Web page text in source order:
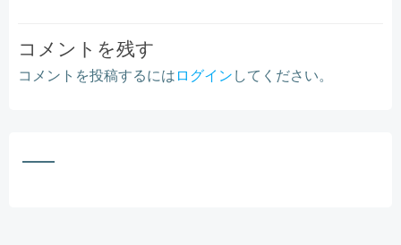
コメントを残す
コメントを投稿するにはログインしてください。